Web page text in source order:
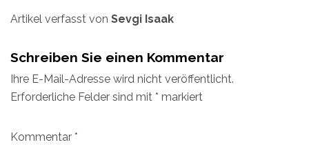
Artikel verfasst von Sevgi Isaak
Schreiben Sie einen Kommentar
Ihre E-Mail-Adresse wird nicht veröffentlicht.
Erforderliche Felder sind mit * markiert
Kommentar *